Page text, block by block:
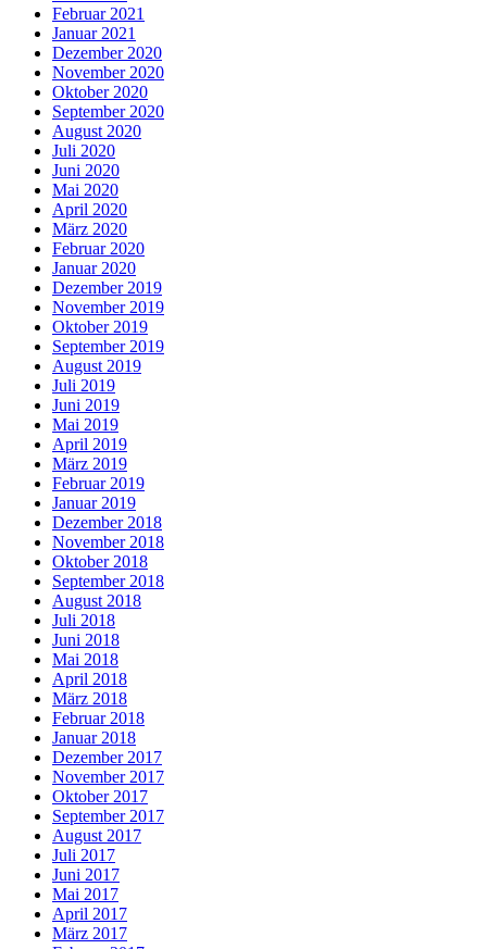
Februar 2021
Januar 2021
Dezember 2020
November 2020
Oktober 2020
September 2020
August 2020
Juli 2020
Juni 2020
Mai 2020
April 2020
März 2020
Februar 2020
Januar 2020
Dezember 2019
November 2019
Oktober 2019
September 2019
August 2019
Juli 2019
Juni 2019
Mai 2019
April 2019
März 2019
Februar 2019
Januar 2019
Dezember 2018
November 2018
Oktober 2018
September 2018
August 2018
Juli 2018
Juni 2018
Mai 2018
April 2018
März 2018
Februar 2018
Januar 2018
Dezember 2017
November 2017
Oktober 2017
September 2017
August 2017
Juli 2017
Juni 2017
Mai 2017
April 2017
März 2017